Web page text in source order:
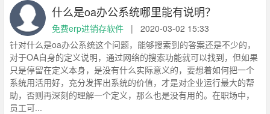
什么是oa办公系统哪里能有说明？
免费erp进销存软件 |
2020-03-02 15:33
针对什么是oa办公系统这个问题，能够搜索到的答案还是不少的，
对于OA自身的定义说明，通过网络的搜索功能就可以找到，但如果
只是停留在定义本身，是没有什么实际意义的，要想着如何把一个
系统用活用好，充分发挥出系统的价值，才是对企业运行最大的帮
助，否则再深刻的理解一个定义，那么也是没有用的。在职场中，
员工可...